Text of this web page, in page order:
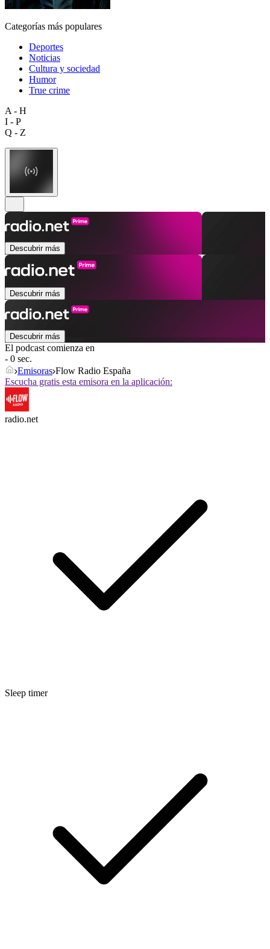
Categorías más populares
Deportes
Noticias
Cultura y sociedad
Humor
True crime
A - H
I - P
Q - Z
Descubrir más
Descubrir más
Descubrir más
El podcast comienza en
- 0 sec.
Emisoras Flow Radio España
Escucha gratis esta emisora en la aplicación:
radio.net
Sleep timer